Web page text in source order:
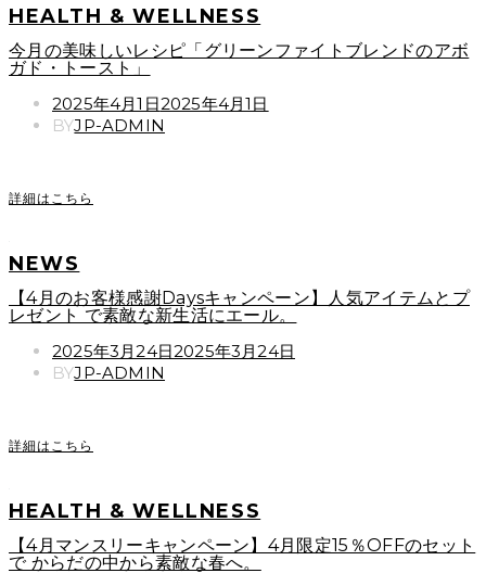
HEALTH & WELLNESS
今月の美味しいレシピ「グリーンファイトブレンドのアボ
ガド・トースト」
POSTED
ON
2025年4月1日2025年4月1日
BYJP-ADMIN
詳細はこちら
NEWS
【4月のお客様感謝Daysキャンペーン】人気アイテムとプ
レゼント で素敵な新生活にエール。
POSTED
ON
2025年3月24日2025年3月24日
BYJP-ADMIN
詳細はこちら
HEALTH & WELLNESS
【4月マンスリーキャンペーン】4月限定15％OFFのセット
で からだの中から素敵な春へ。